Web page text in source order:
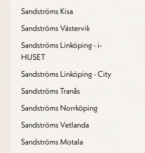
Sandströms Kisa
Sandströms Västervik
Sandströms Linköping - i-
HUSET
Sandströms Linköping - City
Sandströms Tranås
Sandströms Norrköping
Sandströms Vetlanda
Sandströms Motala